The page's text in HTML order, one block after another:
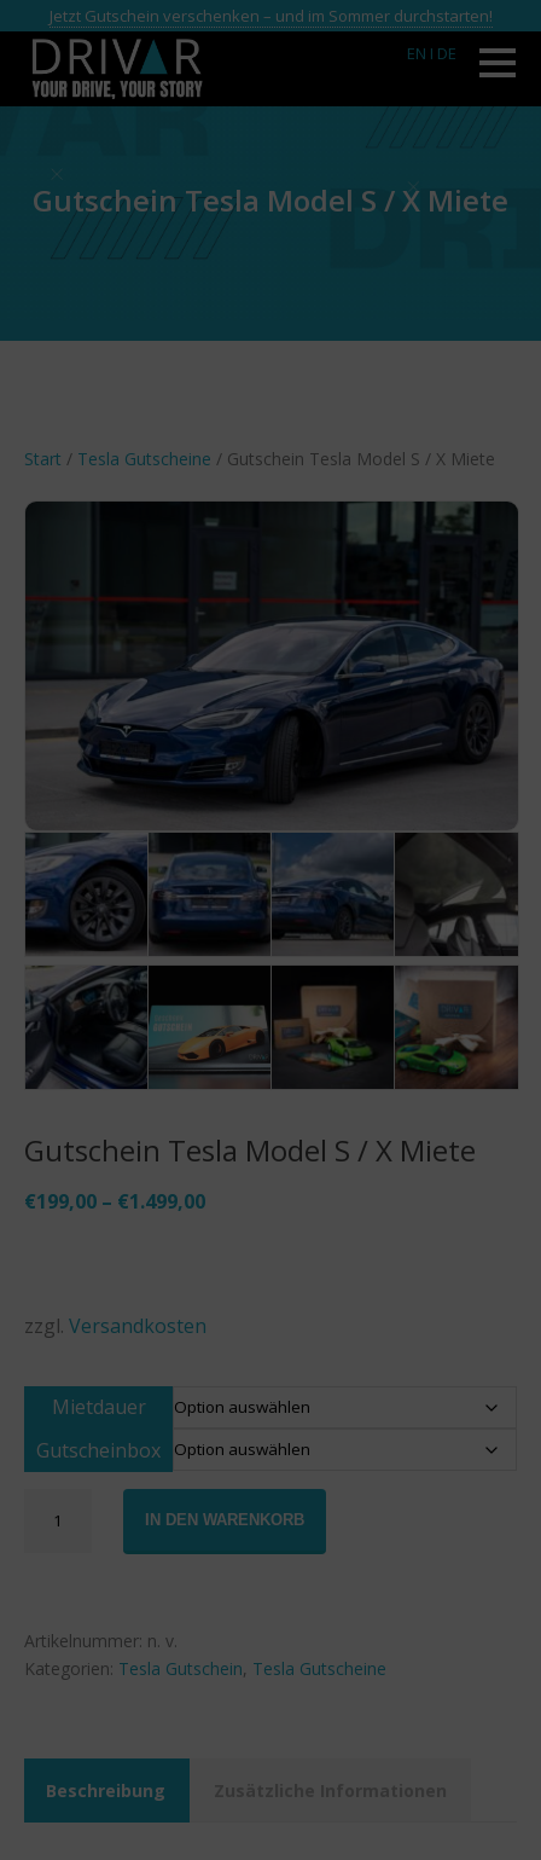
Jetzt Gutschein verschenken – und im Sommer durchstarten!
EN I DE
Gutschein Tesla Model S / X Miete
Start / Tesla Gutscheine / Gutschein Tesla Model S / X Miete
Gutschein Tesla Model S / X Miete
€199,00 – €1.499,00
zzgl. Versandkosten
Mietdauer
Gutscheinbox
Tesla
X
Miete
IN DEN WARENKORB
Artikelnummer: n. v.
Kategorien: Tesla Gutschein, Tesla Gutscheine
Beschreibung